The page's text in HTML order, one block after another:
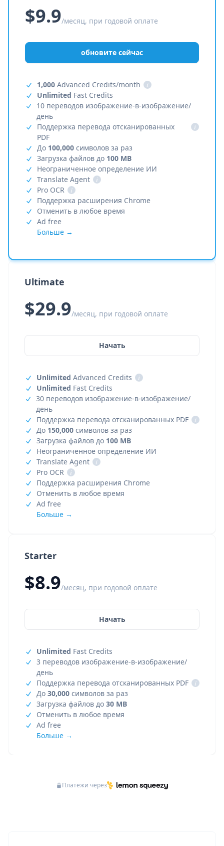
Starter
$8.9/месяц, при годовой оплате
Начать
Unlimited Fast Credits
3 переводов изображение-в-изображение/
день
Поддержка перевода отсканированных PDF
i
До 30,000 символов за раз
Загрузка файлов до 30 MB
Отменить в любое время
Ad free
Больше →
$9.9/месяц, при годовой оплате
обновите сейчас
1,000 Advanced Credits/month
i
Unlimited Fast Credits
10 переводов изображение-в-изображение/
день
Поддержка перевода отсканированных
PDF
i
До 100,000 символов за раз
Загрузка файлов до 100 MB
Неограниченное определение ИИ
Translate Agent
i
Pro OCR
i
Поддержка расширения Chrome
Отменить в любое время
Ad free
Больше →
Ultimate
$29.9/месяц, при годовой оплате
Начать
Unlimited Advanced Credits
i
Unlimited Fast Credits
30 переводов изображение-в-изображение/
день
Поддержка перевода отсканированных PDF
i
До 150,000 символов за раз
Загрузка файлов до 100 MB
Неограниченное определение ИИ
Translate Agent
i
Pro OCR
i
Поддержка расширения Chrome
Отменить в любое время
Ad free
Больше →
Платежи через